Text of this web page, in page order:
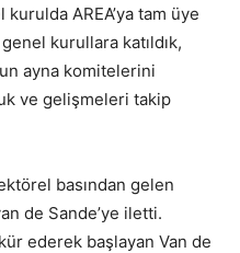
kurulda AREA’ya tam üye
kurullara katıldık,
ayna komitelerini
ve gelişmeleri takip
basından gelen
de Sande’ye iletti.
ederek başlayan Van de